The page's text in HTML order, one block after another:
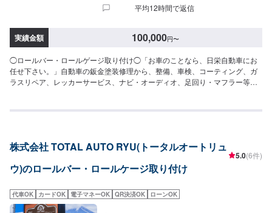
平均12時間で返信
実績金額 100,000円〜
◯ロールバー・ロールゲージ取り付け◯「お車のことなら、日栄自動車にお
任せ下さい。」自動車の鈑金塗装修理から、整備、車検、コーティング、ガ
ラスリペア、レッカーサービス、ナビ・オーディオ、足回り・マフラー等の
ど）も承ります。こすり傷、へこみ、クリア剥げを鈑金で修理いたします。--
◯パーツのお持ち込みについて◯新品・中古パーツのお持ち込み可能ですオ
ファーにて詳細をお送り頂きますようお願い致します。◯代車について◯代
車無料貸出しております。作業中は代車をご利用ください。燃料代はお客様
時間：9:00~18:00
株式会社 TOTAL AUTO RYU(トータルオートリュ
ウ)のロールバー・ロールケージ取り付け
5.0(6件)
代車OK カードOK 電子マネーOK QR決済OK ローンOK